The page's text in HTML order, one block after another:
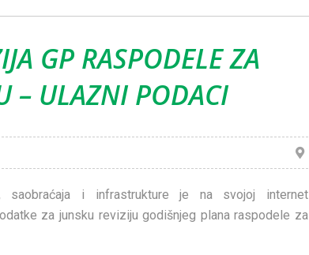
GP RASPODELE ZA
– ULAZNI PODACI
saobraćaja i infrastrukture je na svojoj internet
za junsku reviziju godišnjeg plana raspodele za